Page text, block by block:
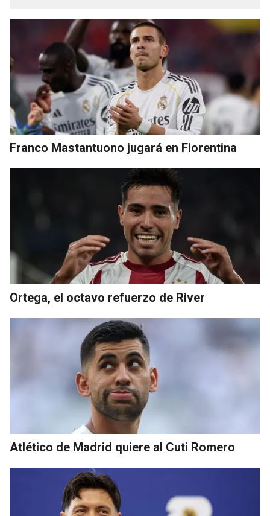
Franco Mastantuono jugará en Fiorentina
Ortega, el octavo refuerzo de River
Atlético de Madrid quiere al Cuti Romero